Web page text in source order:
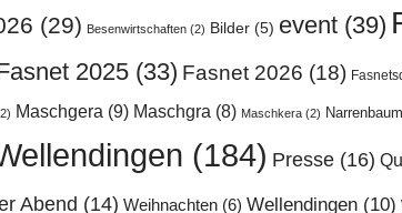
(29) Besenwirtschaften (2) Bilder (5) event (39)
2025 (33) Fasnet 2026 (18)
Maschgera (9) Maschgra (8) Maschkera (2) Narrenbaum
(184) Presse (16)
Abend (14) Weihnachten (6) Wellendingen (10)